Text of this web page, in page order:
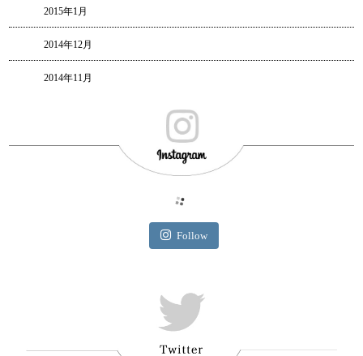
2015年1月
2014年12月
2014年11月
Follow